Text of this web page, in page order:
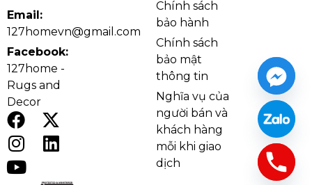
Chi tiết Đèn Ốp Trần Đồng OD37
Về chất liệu, sản phẩm nổi bật với phần khung đồng
chắc chắn, tạo nên vẻ đẹp bền vững và sang trọng
theo thời gian. Mặt chao đèn dạng xuyên sáng giúp
ánh sáng dịu hơn, hạn chế cảm giác chói mắt khi sử
dụng trong sinh hoạt hằng ngày. Sự kết hợp giữa
chất liệu kim loại tông đồng và mặt đèn vân trang trí
giúp OD37 vừa có độ bền tốt, vừa mang tính thẩm
mỹ cao.
Email:
127homevn@gmail.com
Facebook:
127home -
Rugs and
Decor
Chính sách
bảo hành
Chính sách
bảo mật
thông tin
Nghĩa vụ của
người bán và
khách hàng
mỗi khi giao
dịch